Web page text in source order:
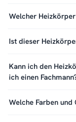
Welcher
Ist dieser
Kann ich den
ich einen
Welche Farben und